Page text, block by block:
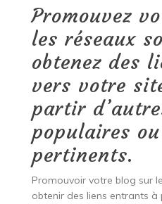
Promouvez
les réseaux
obtenez des
vers votre
partir
populaires
pertinents.
Promouvoir votre blog sur
obtenir des liens entrants